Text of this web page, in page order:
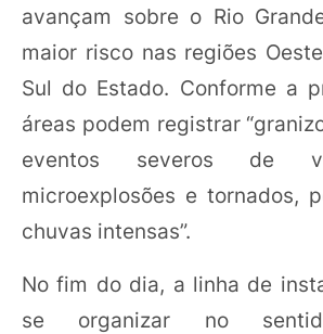
avançam sobre o Rio
maior risco nas regiões
Sul do Estado. Conforme a
áreas podem registrar
eventos severos de
microexplosões e tornados,
chuvas intensas”.
No fim do dia, a linha de
se organizar no